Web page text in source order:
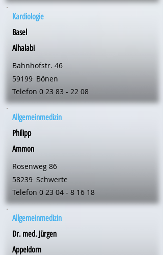
Kardiologie
Basel
Alhalabi
Bahnhofstr. 46
59199 Bönen
Telefon 0 23 83 - 22 08
Allgemeinmedizin
Philipp
Ammon
Rosenweg 86
58239 Schwerte
Telefon 0 23 04 - 8 16 18
Allgemeinmedizin
Dr. med. Jürgen
Appeldorn